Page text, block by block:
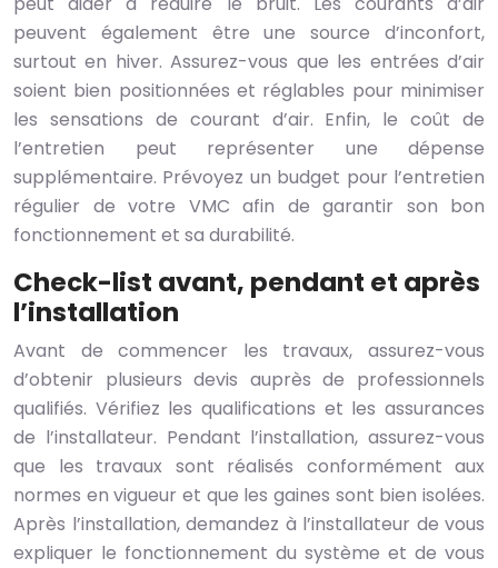
peuvent également être une source d’inconfort,
surtout en hiver. Assurez-vous que les entrées d’air
soient bien positionnées et réglables pour minimiser
les sensations de courant d’air. Enfin, le coût de
l’entretien peut représenter une dépense
supplémentaire. Prévoyez un budget pour l’entretien
régulier de votre VMC afin de garantir son bon
fonctionnement et sa durabilité.
Check-list avant, pendant et après
l’installation
Avant de commencer les travaux, assurez-vous
d’obtenir plusieurs devis auprès de professionnels
qualifiés. Vérifiez les qualifications et les assurances
de l’installateur. Pendant l’installation, assurez-vous
que les travaux sont réalisés conformément aux
normes en vigueur et que les gaines sont bien isolées.
Après l’installation, demandez à l’installateur de vous
expliquer le fonctionnement du système et de vous